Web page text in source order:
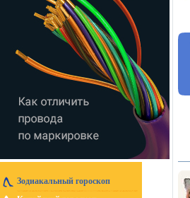
Зодиакальный гороскоп